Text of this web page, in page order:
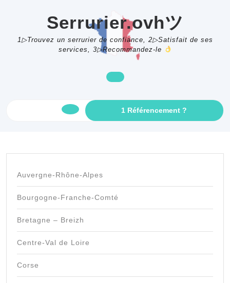
Serrurier.ovhツ
1▷Trouvez un serrurier de confiance, 2▷Satisfait de ses
services, 3▷Recommandez-le
Open
1 Référencement ?
AN
Auvergne-Rhône-Alpes
Bourgogne-Franche-Comté
Bretagne – Breizh
Centre-Val de Loire
Corse